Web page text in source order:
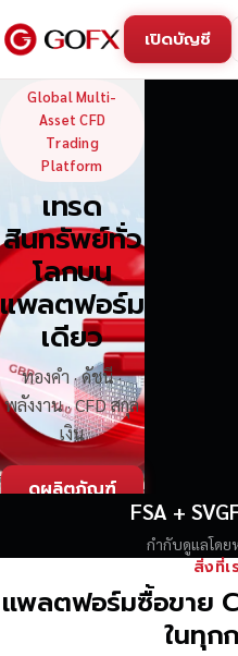
เปิดบัญชี
GoFX —
Global Multi-
Asset CFD
Trading
Platform
เทรด
สินทรัพย์ทั่ว
โลกบน
แพลตฟอร์ม
เดียว
ทองคำ · ดัชนี ·
พลังงาน · CFD สกุล
เงิน
ดูผลิตภัณฑ์
FSA +
กำกับดูแลโดย
สิ่งที่
แพลตฟอร์มซื้อขาย
ในทุก